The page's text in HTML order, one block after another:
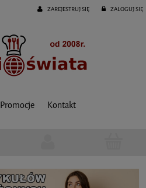
ZAREJESTRUJ SIĘ ZALOGUJ SIĘ
Promocje
Kontakt